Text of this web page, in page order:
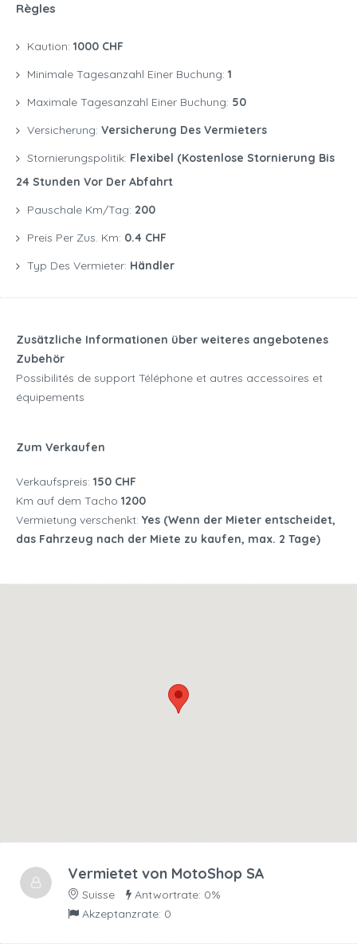
Règles
Kaution: 1000 CHF
Minimale Tagesanzahl Einer Buchung: 1
Maximale Tagesanzahl Einer Buchung: 50
Versicherung: Versicherung Des Vermieters
Stornierungspolitik: Flexibel (kostenlose Stornierung Bis
24 Stunden Vor Der Abfahrt
Pauschale Km/Tag: 200
Preis Per Zus. Km: 0.4 CHF
Typ Des Vermieter: Händler
Zusätzliche Informationen über weiteres angebotenes
Zubehör
Possibilités de support Téléphone et autres accessoires et
équipements
Zum Verkaufen
Verkaufspreis: 150 CHF
Km auf dem Tacho 1200
Vermietung verschenkt: Yes (Wenn der Mieter entscheidet,
das Fahrzeug nach der Miete zu kaufen, max. 2 Tage)
Vermietet von MotoShop SA
Suisse
Antwortrate: 0%
Akzeptanzrate: 0